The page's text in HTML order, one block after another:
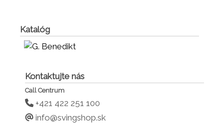
Katalóg
Kontaktujte nás
Call Centrum
+421 422 251 100
info@svingshop.sk